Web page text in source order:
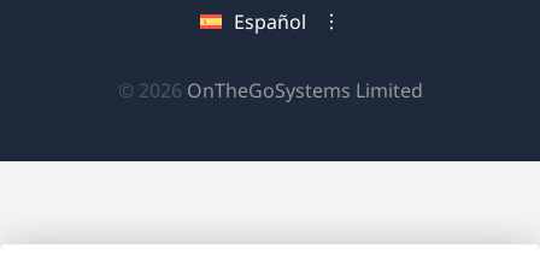
© 2026 OnTheGoSystems Limited(se
en
Español
una
ventana)
una
ventana)ventana)